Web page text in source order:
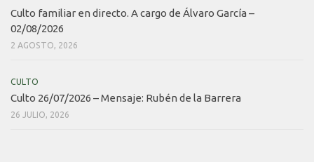
Culto familiar en directo. A cargo de Álvaro García –
02/08/2026
2 AGOSTO, 2026
CULTO
Culto 26/07/2026 – Mensaje: Rubén de la Barrera
26 JULIO, 2026